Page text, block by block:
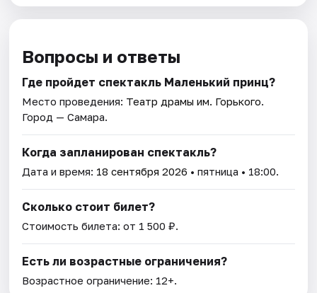
Вопросы и ответы
Где пройдет спектакль Маленький принц?
Место проведения: Театр драмы им. Горького.
Город — Самара.
Когда запланирован спектакль?
Дата и время: 18 сентября 2026 • пятница • 18:00.
Сколько стоит билет?
Стоимость билета: от 1 500 ₽.
Есть ли возрастные ограничения?
Возрастное ограничение: 12+.